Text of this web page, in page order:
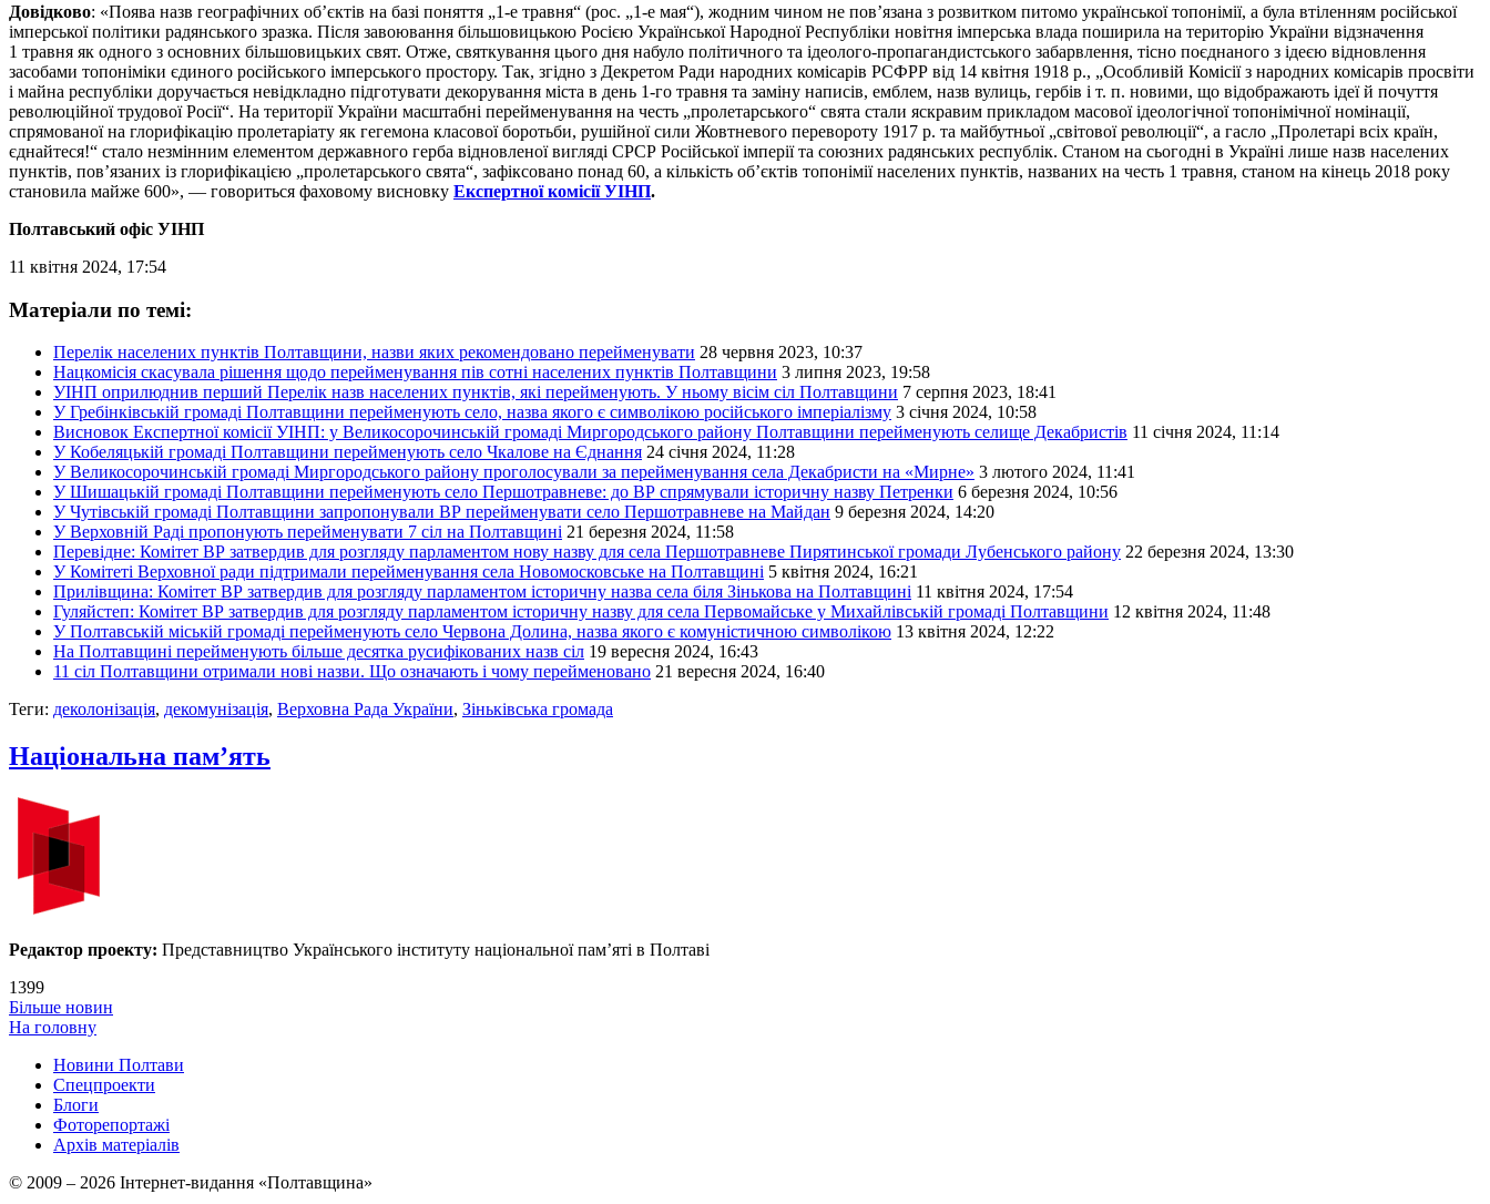
Довідково: «Поява назв географічних об’єктів на базі поняття „1-е травня“ (рос. „1-е мая“), жодним чином не пов’язана з розвитком питомо української топонімії, а була втіленням російської
імперської політики радянського зразка. Після завоювання більшовицькою Росією Української Народної Республіки новітня імперська влада поширила на територію України відзначення
1 травня як одного з основних більшовицьких свят. Отже, святкування цього дня набуло політичного та ідеолого-пропагандистського забарвлення, тісно поєднаного з ідеєю відновлення
засобами топоніміки єдиного російського імперського простору. Так, згідно з Декретом Ради народних комісарів РСФРР від 14 квітня 1918 р., „Особливій Комісії з народних комісарів просвіти
і майна республіки доручається невідкладно підготувати декорування міста в день 1-го травня та заміну написів, емблем, назв вулиць, гербів і т. п. новими, що відображають ідеї й почуття
революційної трудової Росії“. На території України масштабні перейменування на честь „пролетарського“ свята стали яскравим прикладом масової ідеологічної топонімічної номінації,
спрямованої на глорифікацію пролетаріату як гегемона класової боротьби, рушійної сили Жовтневого перевороту 1917 р. та майбутньої „світової революції“, а гасло „Пролетарі всіх країн,
єднайтеся!“ стало незмінним елементом державного герба відновленої вигляді СРСР Російської імперії та союзних радянських республік. Станом на сьогодні в Україні лише назв населених
пунктів, пов’язаних із глорифікацією „пролетарського свята“, зафіксовано понад 60, а кількість об’єктів топонімії населених пунктів, названих на честь 1 травня, станом на кінець 2018 року
становила майже 600», — говориться фаховому висновку Експертної комісії УІНП.
Полтавський офіс УІНП
11 квітня 2024, 17:54
Матеріали по темі:
Перелік населених пунктів Полтавщини, назви яких рекомендовано перейменувати 28 червня 2023, 10:37
Нацкомісія скасувала рішення щодо перейменування пів сотні населених пунктів Полтавщини 3 липня 2023, 19:58
УІНП оприлюднив перший Перелік назв населених пунктів, які перейменують. У ньому вісім сіл Полтавщини 7 серпня 2023, 18:41
У Гребінківській громаді Полтавщини перейменують село, назва якого є символікою російського імперіалізму 3 січня 2024, 10:58
Висновок Експертної комісії УІНП: у Великосорочинській громаді Миргородського району Полтавщини перейменують селище Декабристів 11 січня 2024, 11:14
У Кобеляцькій громаді Полтавщини перейменують село Чкалове на Єднання 24 січня 2024, 11:28
У Великосорочинській громаді Миргородського району проголосували за перейменування села Декабристи на «Мирне» 3 лютого 2024, 11:41
У Шишацькій громаді Полтавщини перейменують село Першотравневе: до ВР спрямували історичну назву Петренки 6 березня 2024, 10:56
У Чутівській громаді Полтавщини запропонували ВР перейменувати село Першотравневе на Майдан 9 березня 2024, 14:20
У Верховній Раді пропонують перейменувати 7 сіл на Полтавщині 21 березня 2024, 11:58
Перевідне: Комітет ВР затвердив для розгляду парламентом нову назву для села Першотравневе Пирятинської громади Лубенського району 22 березня 2024, 13:30
У Комітеті Верховної ради підтримали перейменування села Новомосковське на Полтавщині 5 квітня 2024, 16:21
Прилівщина: Комітет ВР затвердив для розгляду парламентом історичну назва села біля Зінькова на Полтавщині 11 квітня 2024, 17:54
Гуляйстеп: Комітет ВР затвердив для розгляду парламентом історичну назву для села Первомайське у Михайлівській громаді Полтавщини 12 квітня 2024, 11:48
У Полтавській міській громаді перейменують село Червона Долина, назва якого є комуністичною символікою 13 квітня 2024, 12:22
На Полтавщині перейменують більше десятка русифікованих назв сіл 19 вересня 2024, 16:43
11 сіл Полтавщини отримали нові назви. Що означають і чому перейменовано 21 вересня 2024, 16:40
Теги: деколонізація, декомунізація, Верховна Рада України, Зіньківська громада
Національна пам’ять
Редактор проекту: Представництво Українського інституту національної пам’яті в Полтаві
1399
Більше новин
На головну
Новини Полтави
Спецпроекти
Блоги
Фоторепортажі
Архів матеріалів
© 2009 – 2026 Інтернет-видання «Полтавщина»